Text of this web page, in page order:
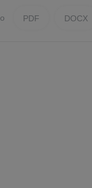
PDF DOCX